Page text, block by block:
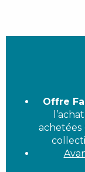
Offre
achetées